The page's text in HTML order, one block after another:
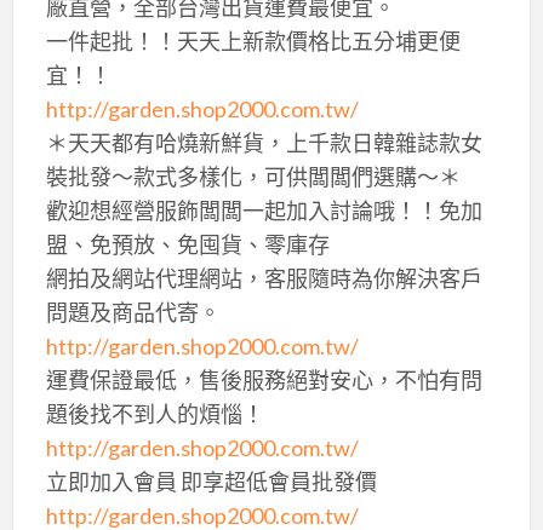
廠直營，全部台灣出貨運費最便宜。
一件起批！！天天上新款價格比五分埔更便
宜！！
http://garden.shop2000.com.tw/
＊天天都有哈燒新鮮貨，上千款日韓雜誌款女
裝批發～款式多樣化，可供闆闆們選購～＊
歡迎想經營服飾闆闆一起加入討論哦！！免加
盟、免預放、免囤貨、零庫存
網拍及網站代理網站，客服隨時為你解決客戶
問題及商品代寄。
http://garden.shop2000.com.tw/
運費保證最低，售後服務絕對安心，不怕有問
題後找不到人的煩惱！
http://garden.shop2000.com.tw/
立即加入會員 即享超低會員批發價
http://garden.shop2000.com.tw/